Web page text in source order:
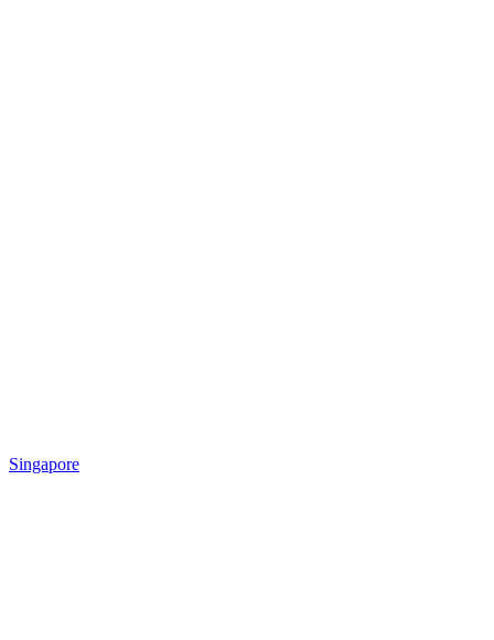
Singapore